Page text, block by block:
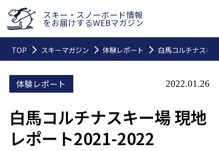
スキー・スノーボード情報
をお届けするWEBマガジン
TOP スキーマガジン 体験レポート 白馬コルチナスキ
体験レポート 2022.01.26
白馬コルチナスキー場 現地
レポート2021-2022